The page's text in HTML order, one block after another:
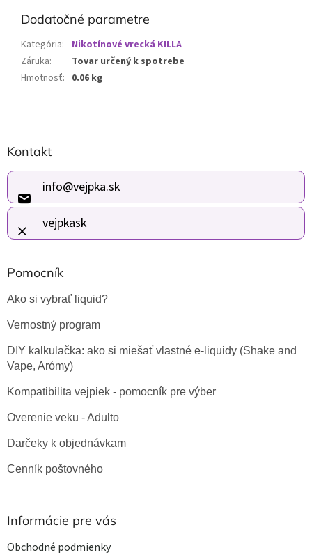
Dodatočné parametre
Kategória:
Nikotínové vrecká KILLA
Záruka:
Tovar určený k spotrebe
Hmotnosť: 0.06 kg
á
p
t
i
e
Kontakt
info@vejpka.sk
vejpkask
Pomocník
Ako si vybrať liquid?
Vernostný program
DIY kalkulačka: ako si miešať vlastné e-liquidy (Shake and
Vape, Arómy)
Kompatibilita vejpiek - pomocník pre výber
Overenie veku - Adulto
Darčeky k objednávkam
Cenník poštovného
Informácie pre vás
Obchodné podmienky